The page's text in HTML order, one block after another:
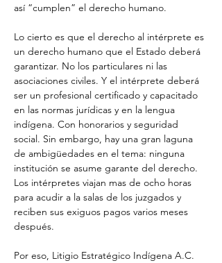
así “cumplen” el derecho humano.
Lo cierto es que el derecho al intérprete es
un derecho humano que el Estado deberá
garantizar. No los particulares ni las
asociaciones civiles. Y el intérprete deberá
ser un profesional certificado y capacitado
en las normas jurídicas y en la lengua
indígena. Con honorarios y seguridad
social. Sin embargo, hay una gran laguna
de ambigüedades en el tema: ninguna
institución se asume garante del derecho.
Los intérpretes viajan mas de ocho horas
para acudir a la salas de los juzgados y
reciben sus exiguos pagos varios meses
después.
Por eso, Litigio Estratégico Indígena A.C.